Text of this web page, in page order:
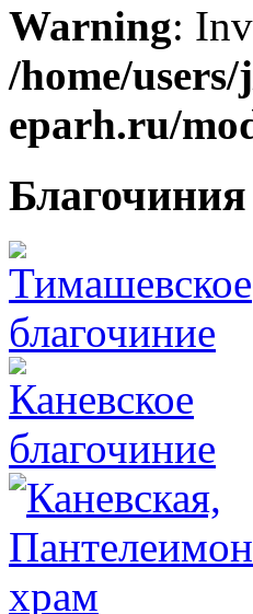
Warning:
/home/
eparh.ru/